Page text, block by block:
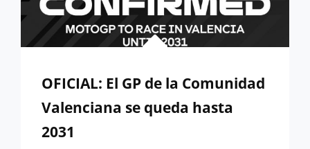
OFICIAL: El GP de la Comunidad
Valenciana se queda hasta
2031